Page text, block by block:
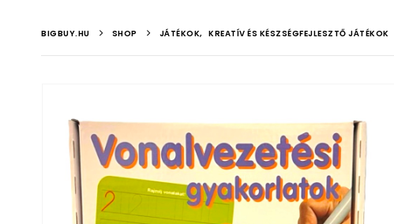
BIGBUY.HU SHOP JÁTÉKOK, KREATÍV ÉS KÉSZSÉGFEJLESZTŐ JÁTÉKOK